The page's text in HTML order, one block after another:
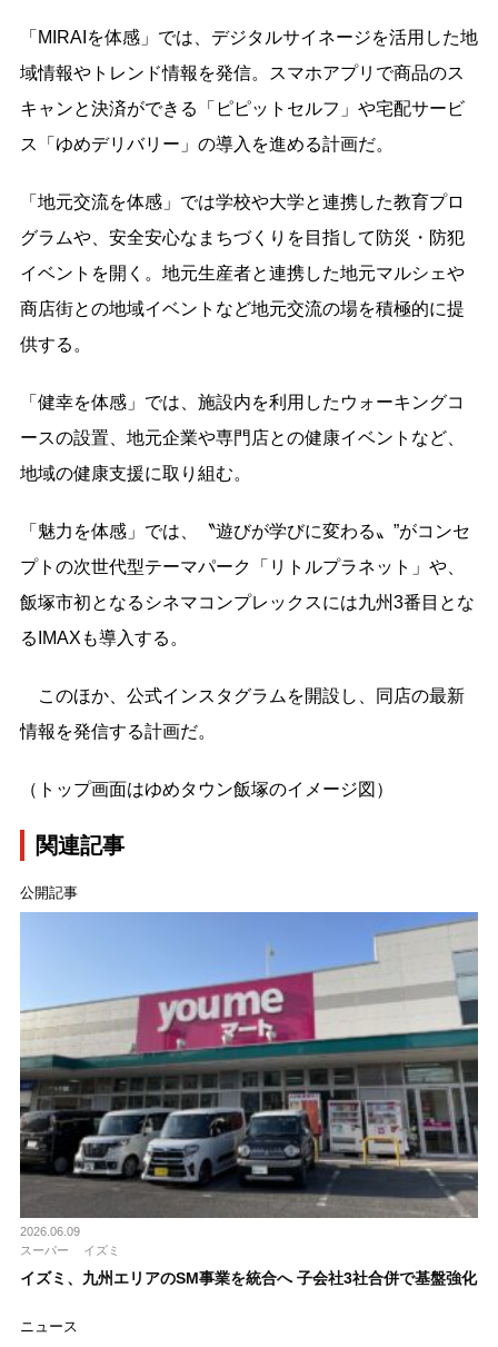
「MIRAIを体感」では、デジタルサイネージを活用した地
域情報やトレンド情報を発信。スマホアプリで商品のス
キャンと決済ができる「ピピットセルフ」や宅配サービ
ス「ゆめデリバリー」の導入を進める計画だ。
「地元交流を体感」では学校や大学と連携した教育プロ
グラムや、安全安心なまちづくりを目指して防災・防犯
イベントを開く。地元生産者と連携した地元マルシェや
商店街との地域イベントなど地元交流の場を積極的に提
供する。
「健幸を体感」では、施設内を利用したウォーキングコ
ースの設置、地元企業や専門店との健康イベントなど、
地域の健康支援に取り組む。
「魅力を体感」では、〝遊びが学びに変わる〟”がコンセ
プトの次世代型テーマパーク「リトルプラネット」や、
飯塚市初となるシネマコンプレックスには九州3番目とな
るIMAXも導入する。
このほか、公式インスタグラムを開設し、同店の最新
情報を発信する計画だ。
（トップ画面はゆめタウン飯塚のイメージ図）
関連記事
公開記事
2026.06.09
スーパー
イズミ
イズミ、九州エリアのSM事業を統合へ 子会社3社合併で基盤強化
ニュース